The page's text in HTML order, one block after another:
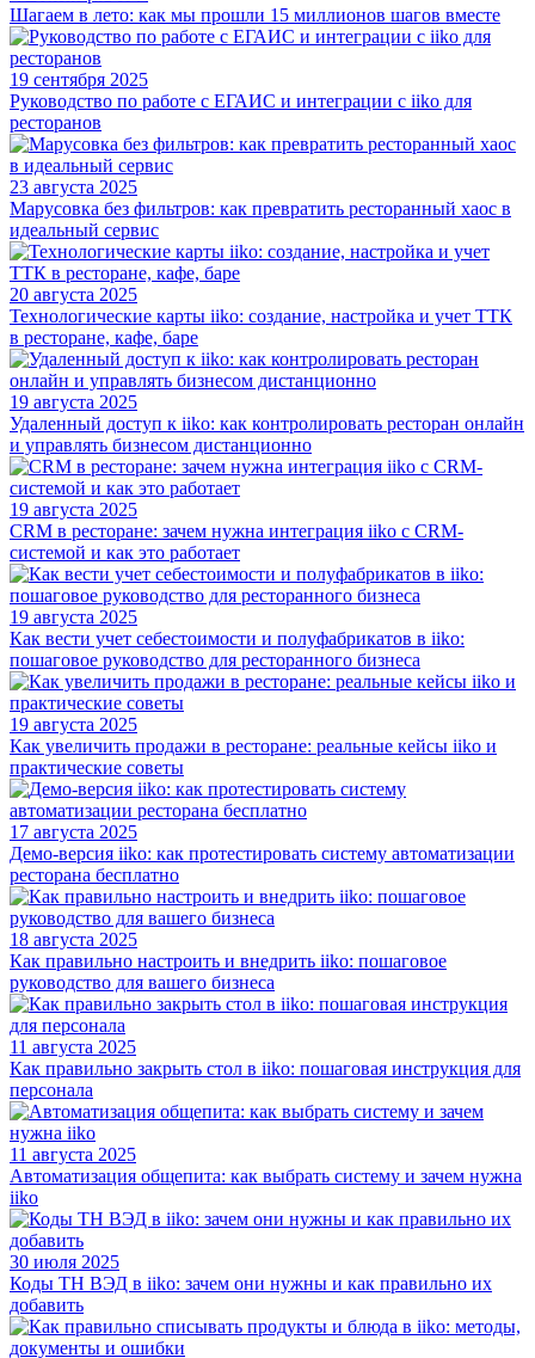
Шагаем в лето: как мы прошли 15 миллионов шагов вместе
19 сентября 2025
Руководство по работе с ЕГАИС и интеграции с iiko для
ресторанов
23 августа 2025
Марусовка без фильтров: как превратить ресторанный хаос в
идеальный сервис
20 августа 2025
Технологические карты iiko: создание, настройка и учет ТТК
в ресторане, кафе, баре
19 августа 2025
Удаленный доступ к iiko: как контролировать ресторан онлайн
и управлять бизнесом дистанционно
19 августа 2025
CRM в ресторане: зачем нужна интеграция iiko с CRM-
системой и как это работает
19 августа 2025
Как вести учет себестоимости и полуфабрикатов в iiko:
пошаговое руководство для ресторанного бизнеса
19 августа 2025
Как увеличить продажи в ресторане: реальные кейсы iiko и
практические советы
17 августа 2025
Демо-версия iiko: как протестировать систему автоматизации
ресторана бесплатно
18 августа 2025
Как правильно настроить и внедрить iiko: пошаговое
руководство для вашего бизнеса
11 августа 2025
Как правильно закрыть стол в iiko: пошаговая инструкция для
персонала
11 августа 2025
Автоматизация общепита: как выбрать систему и зачем нужна
iiko
30 июля 2025
Коды ТН ВЭД в iiko: зачем они нужны и как правильно их
добавить